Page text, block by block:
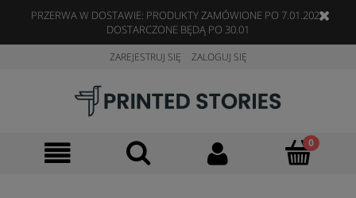
PRZERWA W DOSTAWIE: PRODUKTY ZAMÓWIONE PO 7.01.2023
DOSTARCZONE BĘDĄ PO 30.01
ZAREJESTRUJ SIĘ ZALOGUJ SIĘ